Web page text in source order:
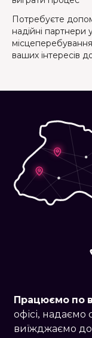
Потребуєте
надійні партнери
ваших інтересів
Працюємо по
офісі, надаємо
виїжджаємо до